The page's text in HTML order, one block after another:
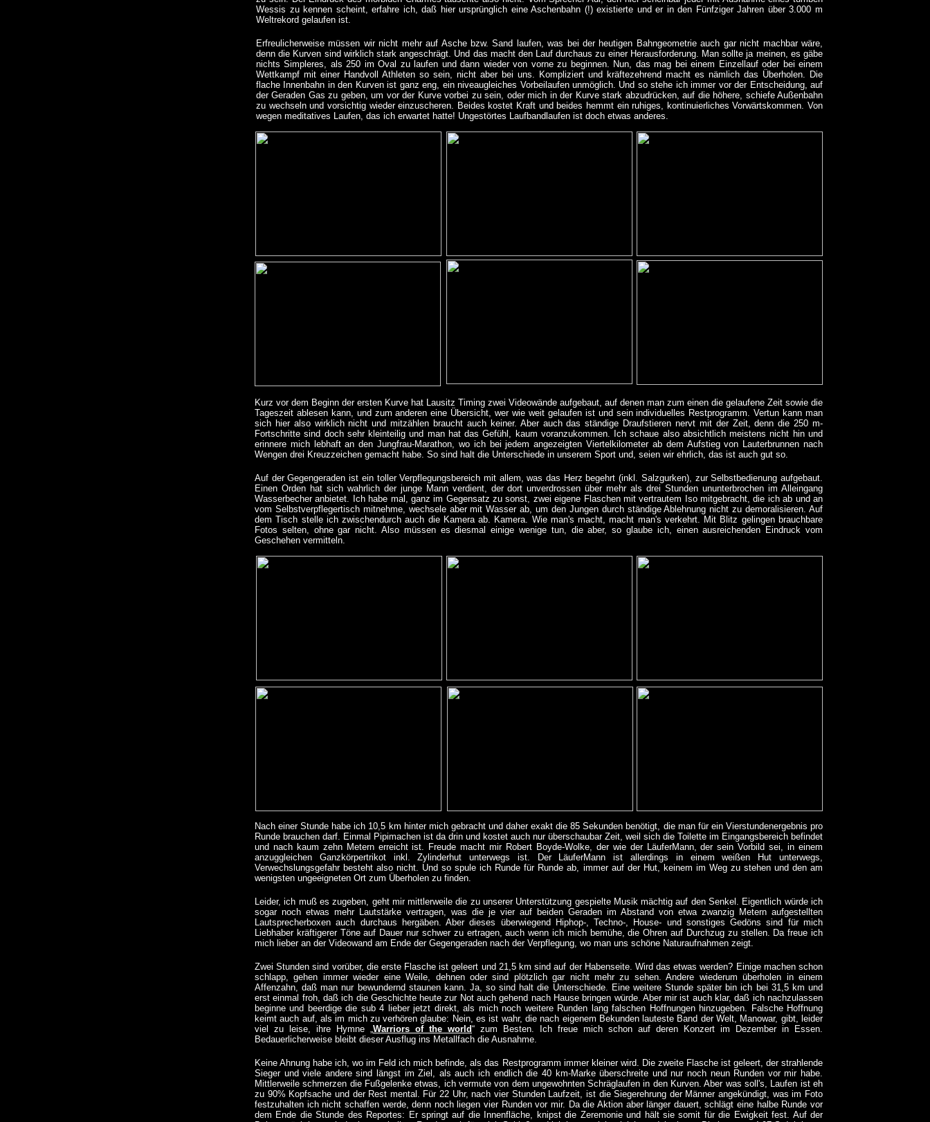
Wessis zu kennen scheint, erfahre ich, daß hier ursprünglich eine Aschenbahn (!) existierte und er in den Fünfziger Jahren über 3.000 m
Weltrekord gelaufen ist.
Erfreulicherweise müssen wir nicht mehr auf Asche bzw. Sand laufen, was bei der heutigen Bahngeometrie auch gar nicht machbar wäre,
denn die Kurven sind wirklich stark angeschrägt. Und das macht den Lauf durchaus zu einer Herausforderung. Man sollte ja meinen, es gäbe
nichts Simpleres, als 250 im Oval zu laufen und dann wieder von vorne zu beginnen. Nun, das mag bei einem Einzellauf oder bei einem
Wettkampf mit einer Handvoll Athleten so sein, nicht aber bei uns. Kompliziert und kräftezehrend macht es nämlich das Überholen. Die
flache Innenbahn in den Kurven ist ganz eng, ein niveaugleiches Vorbeilaufen unmöglich. Und so stehe ich immer vor der Entscheidung, auf
der Geraden Gas zu geben, um vor der Kurve vorbei zu sein, oder mich in der Kurve stark abzudrücken, auf die höhere, schiefe Außenbahn
zu wechseln und vorsichtig wieder einzuscheren. Beides kostet Kraft und beides hemmt ein ruhiges, kontinuierliches Vorwärtskommen. Von
wegen meditatives Laufen, das ich erwartet hatte! Ungestörtes Laufbandlaufen ist doch etwas anderes.
Kurz vor dem Beginn der ersten Kurve hat Lausitz Timing zwei Videowände aufgebaut, auf denen man zum einen die gelaufene Zeit sowie die
Tageszeit ablesen kann, und zum anderen eine Übersicht, wer wie weit gelaufen ist und sein individuelles Restprogramm. Vertun kann man
sich hier also wirklich nicht und mitzählen braucht auch keiner. Aber auch das ständige Draufstieren nervt mit der Zeit, denn die 250 m-
Fortschritte sind doch sehr kleinteilig und man hat das Gefühl, kaum voranzukommen. Ich schaue also absichtlich meistens nicht hin und
erinnere mich lebhaft an den Jungfrau-Marathon, wo ich bei jedem angezeigten Viertelkilometer ab dem Aufstieg von Lauterbrunnen nach
Wengen drei Kreuzzeichen gemacht habe. So sind halt die Unterschiede in unserem Sport und, seien wir ehrlich, das ist auch gut so.
Auf der Gegengeraden ist ein toller Verpflegungsbereich mit allem, was das Herz begehrt (inkl. Salzgurken), zur Selbstbedienung aufgebaut.
Einen Orden hat sich wahrlich der junge Mann verdient, der dort unverdrossen über mehr als drei Stunden ununterbrochen im Alleingang
Wasserbecher anbietet. Ich habe mal, ganz im Gegensatz zu sonst, zwei eigene Flaschen mit vertrautem Iso mitgebracht, die ich ab und an
vom Selbstverpflegertisch mitnehme, wechsele aber mit Wasser ab, um den Jungen durch ständige Ablehnung nicht zu demoralisieren. Auf
dem Tisch stelle ich zwischendurch auch die Kamera ab. Kamera. Wie man's macht, macht man's verkehrt. Mit Blitz gelingen brauchbare
Fotos selten, ohne gar nicht. Also müssen es diesmal einige wenige tun, die aber, so glaube ich, einen ausreichenden Eindruck vom
Geschehen vermitteln.
Nach einer Stunde habe ich 10,5 km hinter mich gebracht und daher exakt die 85 Sekunden benötigt, die man für ein Vierstundenergebnis pro
Runde brauchen darf. Einmal Pipimachen ist da drin und kostet auch nur überschaubar Zeit, weil sich die Toilette im Eingangsbereich befindet
und nach kaum zehn Metern erreicht ist. Freude macht mir Robert Boyde-Wolke, der wie der LäuferMann, der sein Vorbild sei, in einem
anzuggleichen Ganzkörpertrikot inkl. Zylinderhut unterwegs ist. Der LäuferMann ist allerdings in einem weißen Hut unterwegs,
Verwechslungsgefahr besteht also nicht. Und so spule ich Runde für Runde ab, immer auf der Hut, keinem im Weg zu stehen und den am
wenigsten ungeeigneten Ort zum Überholen zu finden.
Leider, ich muß es zugeben, geht mir mittlerweile die zu unserer Unterstützung gespielte Musik mächtig auf den Senkel. Eigentlich würde ich
sogar noch etwas mehr Lautstärke vertragen, was die je vier auf beiden Geraden im Abstand von etwa zwanzig Metern aufgestellten
Lautsprecherboxen auch durchaus hergäben. Aber dieses überwiegend Hiphop-, Techno-, House- und sonstiges Gedöns sind für mich
Liebhaber kräftigerer Töne auf Dauer nur schwer zu ertragen, auch wenn ich mich bemühe, die Ohren auf Durchzug zu stellen. Da freue ich
mich lieber an der Videowand am Ende der Gegengeraden nach der Verpflegung, wo man uns schöne Naturaufnahmen zeigt.
Zwei Stunden sind vorüber, die erste Flasche ist geleert und 21,5 km sind auf der Habenseite. Wird das etwas werden? Einige machen schon
schlapp, gehen immer wieder eine Weile, dehnen oder sind plötzlich gar nicht mehr zu sehen. Andere wiederum überholen in einem
Affenzahn, daß man nur bewundernd staunen kann. Ja, so sind halt die Unterschiede. Eine weitere Stunde später bin ich bei 31,5 km und
erst einmal froh, daß ich die Geschichte heute zur Not auch gehend nach Hause bringen würde. Aber mir ist auch klar, daß ich nachzulassen
beginne und beerdige die sub 4 lieber jetzt direkt, als mich noch weitere Runden lang falschen Hoffnungen hinzugeben. Falsche Hoffnung
keimt auch auf, als im mich zu verhören glaube: Nein, es ist wahr, die nach eigenem Bekunden lauteste Band der Welt, Manowar, gibt, leider
viel zu leise, ihre Hymne „Warriors of the world“ zum Besten. Ich freue mich schon auf deren Konzert im Dezember in Essen.
Bedauerlicherweise bleibt dieser Ausflug ins Metallfach die Ausnahme.
Keine Ahnung habe ich, wo im Feld ich mich befinde, als das Restprogramm immer kleiner wird. Die zweite Flasche ist geleert, der strahlende
Sieger und viele andere sind längst im Ziel, als auch ich endlich die 40 km-Marke überschreite und nur noch neun Runden vor mir habe.
Mittlerweile schmerzen die Fußgelenke etwas, ich vermute von dem ungewohnten Schräglaufen in den Kurven. Aber was soll's, Laufen ist eh
zu 90% Kopfsache und der Rest mental. Für 22 Uhr, nach vier Stunden Laufzeit, ist die Siegerehrung der Männer angekündigt, was im Foto
festzuhalten ich nicht schaffen werde, denn noch liegen vier Runden vor mir. Da die Aktion aber länger dauert, schlägt eine halbe Runde vor
dem Ende die Stunde des Reportes: Er springt auf die Innenfläche, knipst die Zeremonie und hält sie somit für die Ewigkeit fest. Auf der